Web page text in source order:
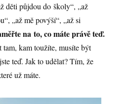
děti půjdou do školy“, „až
„až mě povýší“, „až si
na to, co máte právě teď.
tam, kam toužíte, musíte být
teď. Jak to udělat? Tím, že
už máte.